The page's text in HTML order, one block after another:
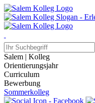
Salem | Kolleg
Orientierungsjahr
Curriculum
Bewerbung
Sommerkolleg